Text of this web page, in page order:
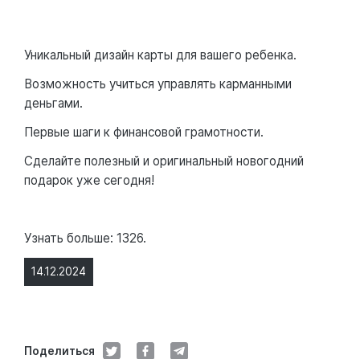
14.12.2024
Поделиться
Уникальный дизайн карты для вашего ребенка.
Возможность учиться управлять карманными
деньгами.
Первые шаги к финансовой грамотности.
Сделайте полезный и оригинальный новогодний
подарок уже сегодня!
Узнать больше: 1326.